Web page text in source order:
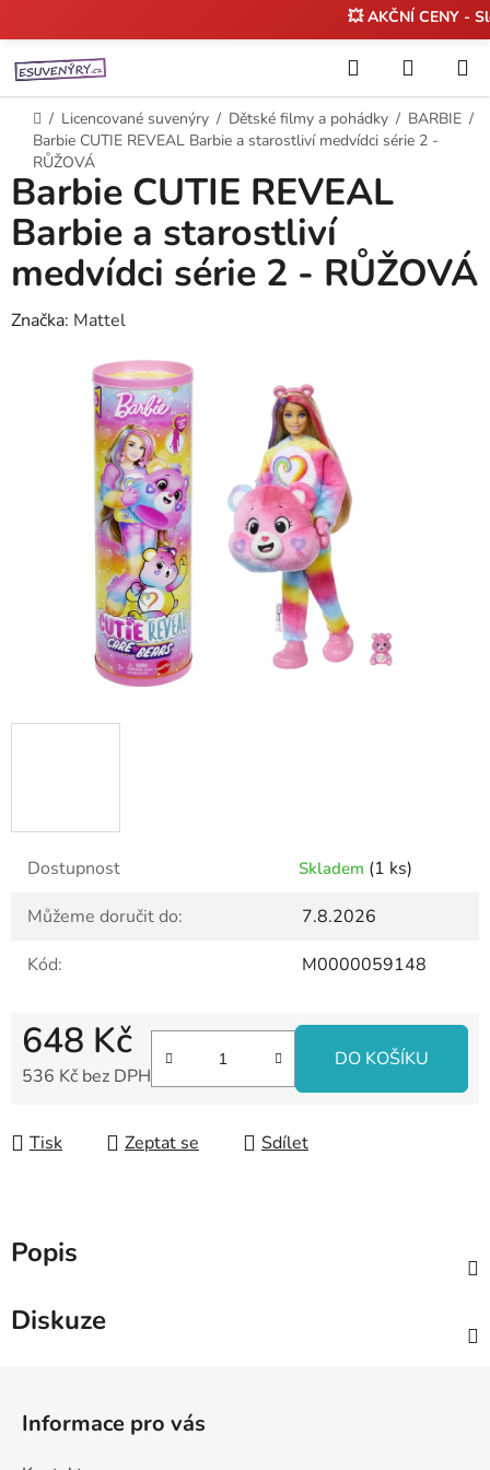
na
obsah
💥 AKČNÍ CENY -
Hledat
KOŠÍK
Domů
/ Licencované suvenýry / Dětské filmy a pohádky / BARBIE /
Barbie CUTIE REVEAL Barbie a starostliví medvídci série 2 -
RŮŽOVÁ
Dostupnost Skladem (1 ks)
Můžeme doručit do:
7.8.2026
Kód:
M0000059148
648 Kč
536 Kč bez DPH
DO KOŠÍKU
Tisk Zeptat se Sdílet
Barbie CUTIE REVEAL
Barbie a starostliví
medvídci série 2 - RŮŽOVÁ
Značka: Mattel
Popis
Diskuze
Informace pro vás